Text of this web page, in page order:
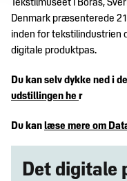
Tekstilmuseet i Borås,
Denmark præsenterede
inden for tekstilindustrien
digitale produktpas.
Du kan selv dykke ned i
udstillingen he r
Du kanlæse mere om
Det digitale